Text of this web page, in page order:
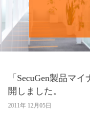
「SecuGen製品マ
開しました。
2011年 12月05日